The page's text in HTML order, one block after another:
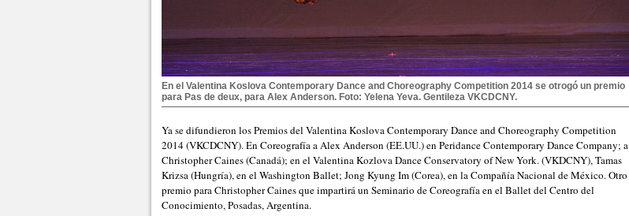
En el Valentina Koslova Contemporary Dance and Choreography Competition 2014 se otrogó un premio
para Pas de deux, para Alex Anderson. Foto: Yelena Yeva. Gentileza VKCDCNY.
Ya se difundieron los Premios del Valentina Koslova Contemporary Dance and Choreography Competition
2014 (VKCDCNY). En Coreografía a Alex Anderson (EE.UU.) en Peridance Contemporary Dance Company; a
Christopher Caines (Canadá); en el Valentina Kozlova Dance Conservatory of New York. (VKDCNY), Tamas
Krizsa (Hungría), en el Washington Ballet; Jong Kyung Im (Corea), en la Compañía Nacional de México. Otro
premio para Christopher Caines que impartirá un Seminario de Coreografía en el Ballet del Centro del
Conocimiento, Posadas, Argentina.